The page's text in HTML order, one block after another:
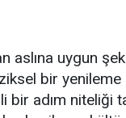
aslına uygun
bir
bir adım niteliği